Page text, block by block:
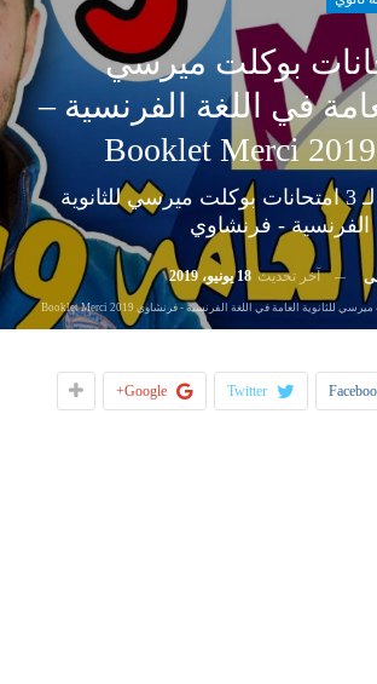
بوكلت ميرسي
في اللغة الفرنسية –
الحل النموذجي لـ 3 امتحانات بوكلت ميرسي للثانوية
الفرنسية - فرنشاوي
آخر تحديث 18 يونيو، 2019
Twitter
Google+